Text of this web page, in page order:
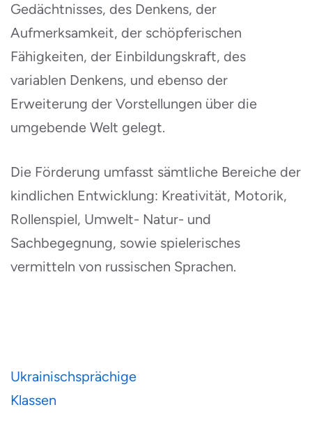
Gedächtnisses, des Denkens, der
Aufmerksamkeit, der schöpferischen
Fähigkeiten, der Einbildungskraft, des
variablen Denkens, und ebenso der
Erweiterung der Vorstellungen über die
umgebende Welt gelegt.
Die Förderung umfasst sämtliche Bereiche der
kindlichen Entwicklung: Kreativität, Motorik,
Rollenspiel, Umwelt- Natur- und
Sachbegegnung, sowie spielerisches
vermitteln von russischen Sprachen.
Post
navigation
Ukrainischsprächige
Klassen